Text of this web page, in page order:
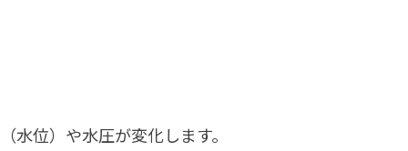
位）や水圧が変化します。